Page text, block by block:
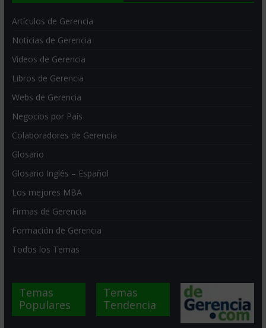
Artículos de Gerencia
Noticias de Gerencia
Videos de Gerencia
Libros de Gerencia
Webs de Gerencia
Negocios por País
Colaboradores de Gerencia
Glosario
Glosario Inglés – Español
Los mejores MBA
Firmas de Gerencia
Formación de Gerencia
Todos los Temas
Temas
Populares
Temas
Tendencia